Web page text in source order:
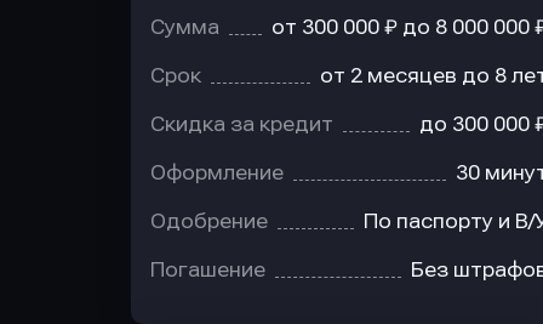
Сумма от 300 000 ₽ до 8 000 000
Срок от 2 месяцев до 8
Скидка за кредит до 300 000
Оформление 30
Одобрение По паспорту и В/
Погашение Без